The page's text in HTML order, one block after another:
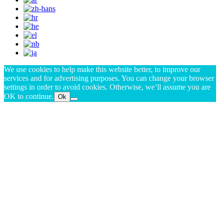
We use cookies to help make this website better, to improve our
services and for advertising purposes. You can change your browser
settings in order to avoid cookies. Otherwise, we’ll assume you are
OK to continue. Ok